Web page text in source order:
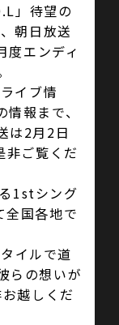
」待望の
朝日放送
度エンディ
イブ情
報まで、
は2月2日
非ご覧くだ
1stシング
全国各地で
イルで道
らの想いが
越しくだ